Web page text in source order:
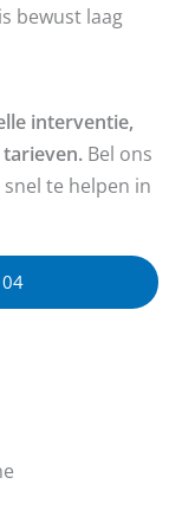
bewust laag
interventie,
Bel ons
te helpen in